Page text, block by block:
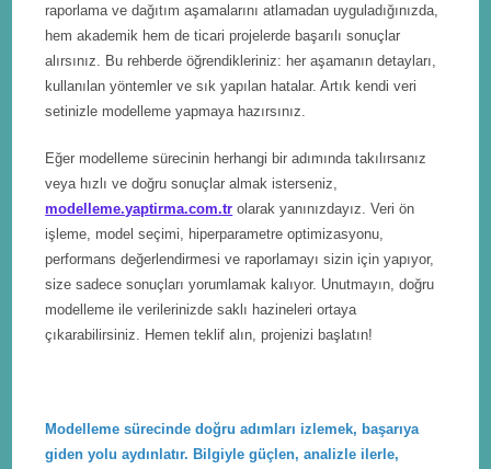
raporlama ve dağıtım aşamalarını atlamadan uyguladığınızda,
hem akademik hem de ticari projelerde başarılı sonuçlar
alırsınız. Bu rehberde öğrendikleriniz: her aşamanın detayları,
kullanılan yöntemler ve sık yapılan hatalar. Artık kendi veri
setinizle modelleme yapmaya hazırsınız.
Eğer modelleme sürecinin herhangi bir adımında takılırsanız
veya hızlı ve doğru sonuçlar almak isterseniz,
modelleme.yaptirma.com.tr olarak yanınızdayız. Veri ön
işleme, model seçimi, hiperparametre optimizasyonu,
performans değerlendirmesi ve raporlamayı sizin için yapıyor,
size sadece sonuçları yorumlamak kalıyor. Unutmayın, doğru
modelleme ile verilerinizde saklı hazineleri ortaya
çıkarabilirsiniz. Hemen teklif alın, projenizi başlatın!
Modelleme sürecinde doğru adımları izlemek, başarıya
giden yolu aydınlatır. Bilgiyle güçlen, analizle ilerle,